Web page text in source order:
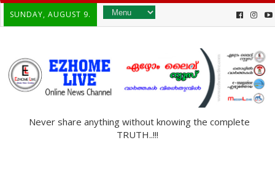
SUNDAY, AUGUST 9.
Never share anything without knowing the complete
TRUTH..!!!